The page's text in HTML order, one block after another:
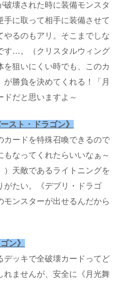
壊された時に装備モンスタ
に取って相手に装備させて
やるのもアリ。そこまでしな
す…。（クリスタルウィング
を狙いにくい時でも、このカ
勝負を決めてくれる！「月
ドだと思いますよ～
スト・ドラゴン》
カードを特殊召喚できるので
もなってくれたらいいなぁ～
）天敵であるライトニングを
がたい。《デブリ・ドラゴ
モンスターが出せるんだから
ン》
デッキで全破壊カードってど
れませんが、安全に《月光舞